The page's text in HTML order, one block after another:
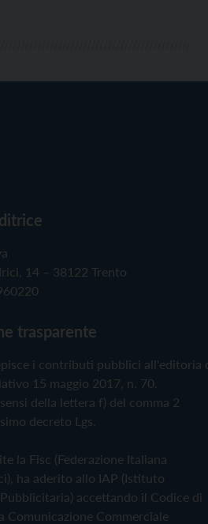
14 – 38122 Trento
trasparente
i contributi pubblici all'editoria
15 maggio 2017, n. 70.
della lettera f) del comma 2
decreto Lgs.
la Fisc (Federazione Italiana
ha aderito allo IAP (Istituto
accettando il Codice di
Comunicazione Commerciale